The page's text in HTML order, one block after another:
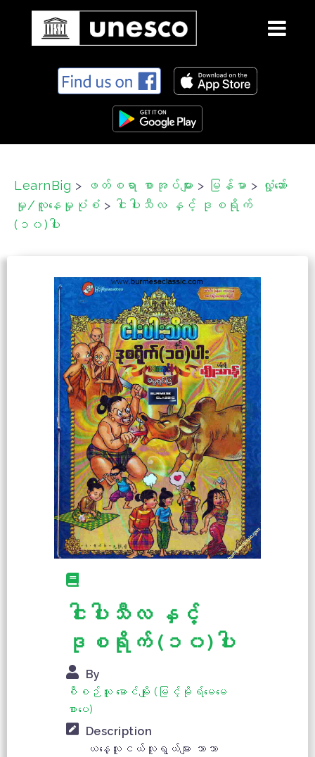
n
LearnBig > ဖတ်စရာ စာအုပ်များ > မြန်မာ > လှုံ့ဆော်
မှု/လူနေမှုပုံစံ > ငါးပါးသီလ နှင့် ဒုစရိုက်
(၁၀)ပါး
ငါးပါးသီလ နှင့်
ဒုစရိုက် (၁၀)ပါး
By
စီစဉ်သူ မောင်မျိုး (မြင့်မိုရ်မေမေ
စာပေ)
Description
ယနေ့လူငယ်လူရွယ်များ ဘာသာ